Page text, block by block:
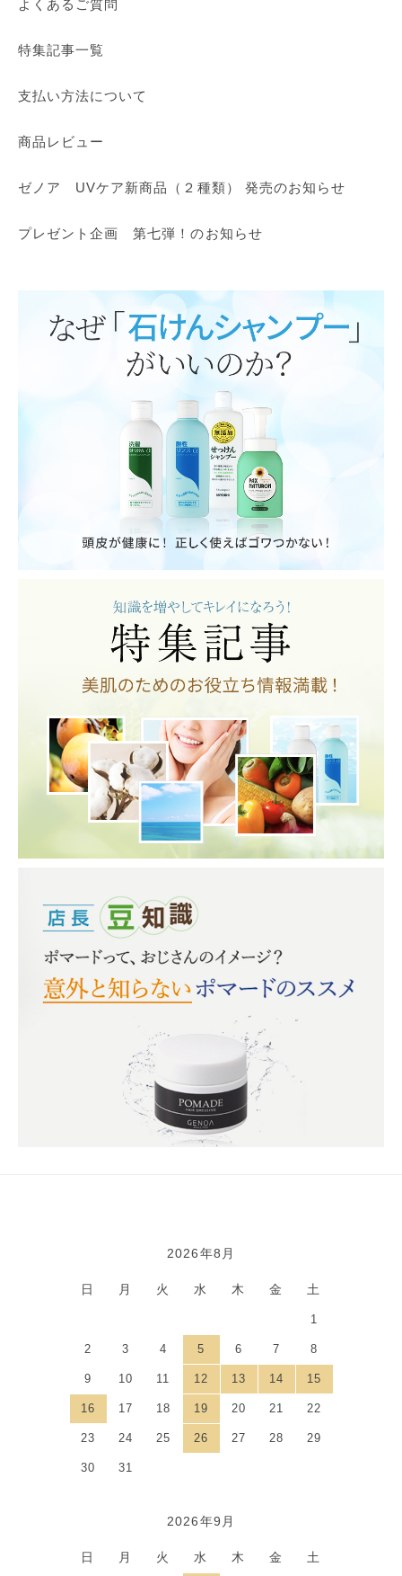
よくあるご質問
特集記事一覧
支払い方法について
商品レビュー
ゼノア UVケア新商品（２種類） 発売のお知らせ
プレゼント企画 第七弾！のお知らせ
2026年8月
日 月 火 水 木 金 土
1
2 3 4 5 6 7 8
9 10 11 12 13 14 15
16 17 18 19 20 21 22
23 24 25 26 27 28 29
30 31
2026年9月
日 月 火 水 木 金 土